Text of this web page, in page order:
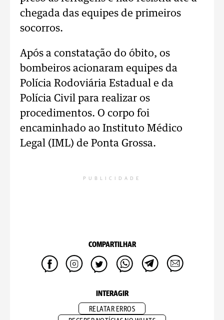
chegada das equipes de primeiros
socorros.
Após a constatação do óbito, os
bombeiros acionaram equipes da
Polícia Rodoviária Estadual e da
Polícia Civil para realizar os
procedimentos. O corpo foi
encaminhado ao Instituto Médico
Legal (IML) de Ponta Grossa.
PUBLICIDADE
COMPARTILHAR
INTERAGIR
RELATAR ERROS